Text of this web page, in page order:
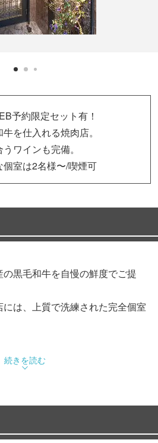
予約限定セット有！
を仕入れる焼肉店。
ワインも完備。
室は2名様〜/喫煙可
黒毛和牛を自慢の鮮度でご提
は、上質で洗練された完全個室
きすきや肉寿司を楽しめるワンラ
肉を楽しめるコースは接待やデ
続きを読む